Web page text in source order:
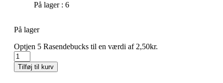
På lager : 6
På lager
Optjen 5 Rasendebucks til en værdi af2,50kr.
Tilføj til kurv